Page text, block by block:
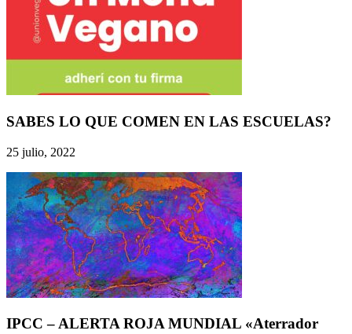
SABES LO QUE COMEN EN LAS ESCUELAS?
25 julio, 2022
IPCC – ALERTA ROJA MUNDIAL «Aterrador